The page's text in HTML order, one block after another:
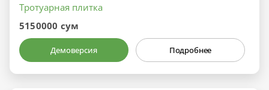
Тротуарная плитка
5150000 сум
Демоверсия Подробнее